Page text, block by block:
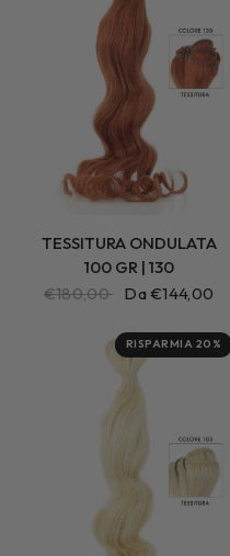
TESSITURA ONDULATA
100 GR | 130
€180,00 Da €144,00
RISPARMIA 20%